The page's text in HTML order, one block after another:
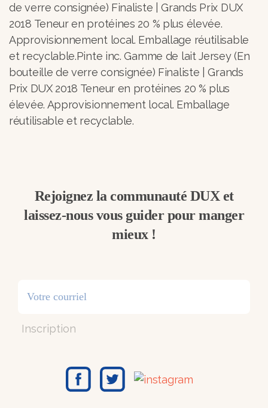
de verre consignée) Finaliste | Grands Prix DUX
2018 Teneur en protéines 20 % plus élevée.
Approvisionnement local. Emballage réutilisable
et recyclable.Pinte inc. Gamme de lait Jersey (En
bouteille de verre consignée) Finaliste | Grands
Prix DUX 2018 Teneur en protéines 20 % plus
élevée. Approvisionnement local. Emballage
réutilisable et recyclable.
Rejoignez la communauté DUX et
laissez-nous vous guider pour manger
mieux !
Inscription